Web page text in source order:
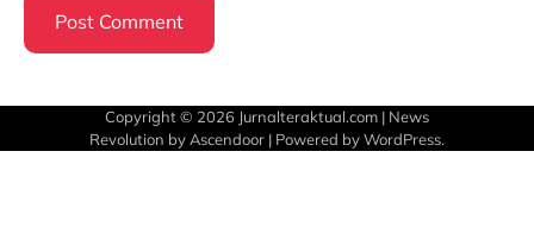
Copyright © 2026 Jurnalteraktual.com | News
Revolution byAscendoor | Powered byWordPress.